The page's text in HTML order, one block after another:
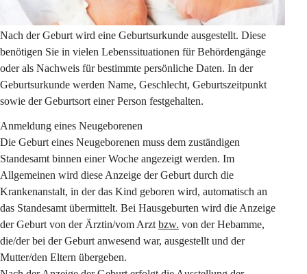
Nach der Geburt wird eine Geburtsurkunde ausgestellt. Diese
benötigen Sie in vielen Lebenssituationen für Behördengänge
oder als Nachweis für bestimmte persönliche Daten. In der
Geburtsurkunde werden Name, Geschlecht, Geburtszeitpunkt
sowie der Geburtsort einer Person festgehalten.
Anmeldung eines Neugeborenen
Die Geburt eines Neugeborenen muss dem zuständigen
Standesamt binnen einer Woche angezeigt werden. Im
Allgemeinen wird diese Anzeige der Geburt durch die
Krankenanstalt, in der das Kind geboren wird, automatisch an
das Standesamt übermittelt. Bei Hausgeburten wird die Anzeige
der Geburt von der Ärztin/vom Arzt bzw. von der Hebamme,
die/der bei der Geburt anwesend war, ausgestellt und der
Mutter/den Eltern übergeben.